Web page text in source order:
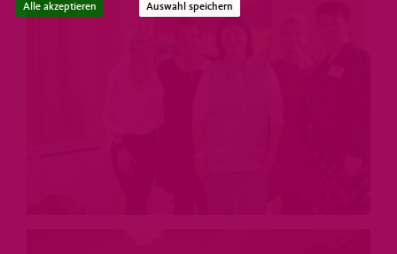
Alle akzeptieren Auswahl speichern